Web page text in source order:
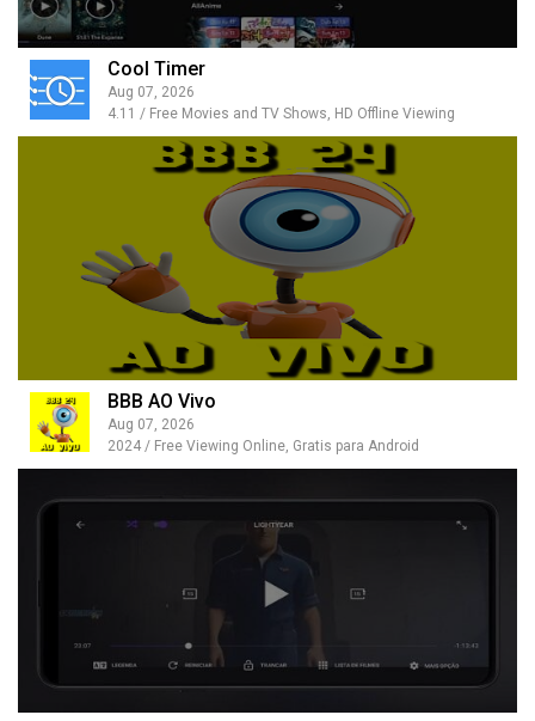
Cool Timer
Aug 07, 2026
4.11 / Free Movies and TV Shows, HD Offline Viewing
BBB AO Vivo
Aug 07, 2026
2024 / Free Viewing Online, Gratis para Android